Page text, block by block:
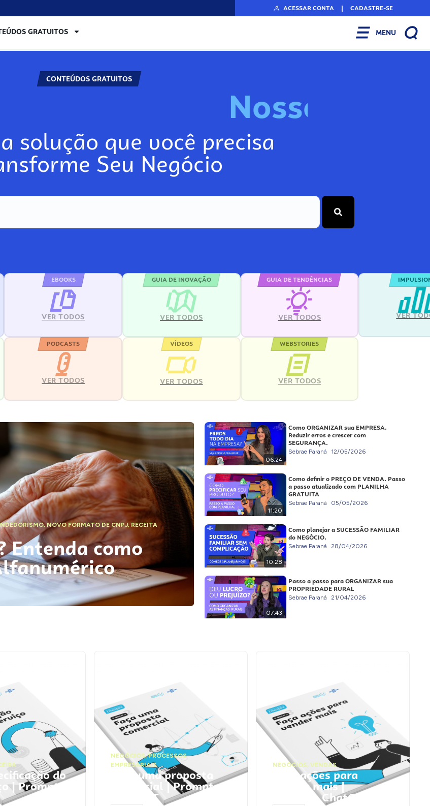
ACESSAR CONTA | CADASTRE-SE
GRATUITOS MENU
CONTEÚDOS GRATUITOS
Nosso
solução que você precisa
Seu Negócio
EBOOKS
VER TODOS
GUIA DE INOVAÇÃO
VER TODOS
GUIA DE TENDÊNCIAS
VER TODOS VER
PODCASTS
VER TODOS
VÍDEOS
VER TODOS
WEBSTORIES
VER TODOS
,NOVO FORMATO DE CNPJ,RECEITA
Entenda como
06:24
Como ORGANIZAR sua EMPRESA.
Reduzir erros e crescer com
SEGURANÇA.
Sebrae Paraná 12/05/2026
11:20
Como definir o PREÇO DE VENDA. Passo
a passo atualizado com PLANILHA
GRATUITA
Sebrae Paraná 05/05/2026
10:28
Como planejar a SUCESSÃO FAMILIAR
do NEGÓCIO.
Sebrae Paraná 28/04/2026
07:43
Passo a passo para ORGANIZAR sua
PROPRIEDADE RURAL
Sebrae Paraná 21/04/2026
do
| Prompts
NEGÓCIOS,PROCESSOS
EMPRESARIAIS
Faça uma proposta
comercial | Prompts
ChatGPT
NEGÓCIOS, VENDAS
Faça ações para
vender mais |
Prompts ChatGPT